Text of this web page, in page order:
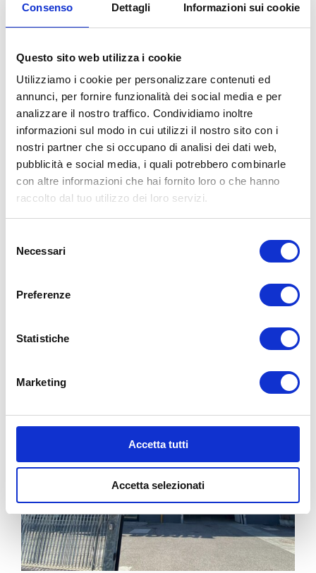
Consenso Dettagli Informazioni sui cookie
Questo sito web utilizza i cookie
Utilizziamo i cookie per personalizzare contenuti ed
annunci, per fornire funzionalità dei social media e per
analizzare il nostro traffico. Condividiamo inoltre
informazioni sul modo in cui utilizzi il nostro sito con i
nostri partner che si occupano di analisi dei dati web,
pubblicità e social media, i quali potrebbero combinarle
con altre informazioni che hai fornito loro o che hanno
raccolto dal tuo utilizzo dei loro servizi.
delNecessari
Preferenze
Statistiche
Marketing
Accetta tutti
Accetta selezionati
CHIAMA